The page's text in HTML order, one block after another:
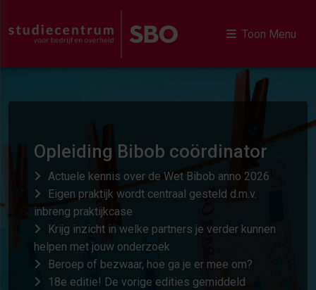
Toon Menu
Opleiding Bibob coördinator
Actuele kennis over de Wet Bibob anno 2026
Eigen praktijk wordt centraal gesteld d.m.v.
inbreng praktijkcase
Krijg inzicht in welke partners je verder kunnen
helpen met jouw onderzoek
Beroep of bezwaar, hoe ga je er mee om?
18e editie! De vorige edities gemiddeld